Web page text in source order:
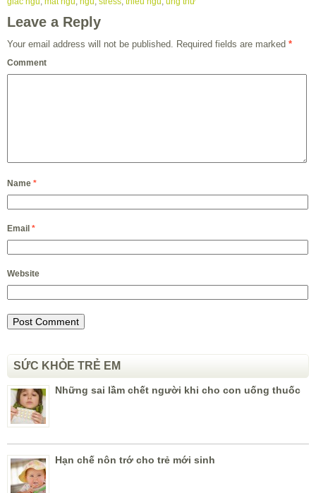
Leave a Reply
Your email address will not be published. Required fields are marked *
Comment
Name *
Email *
Website
SỨC KHỎE TRẺ EM
Những sai lầm chết người khi cho con uống thuốc
Hạn chế nôn trớ cho trẻ mới sinh